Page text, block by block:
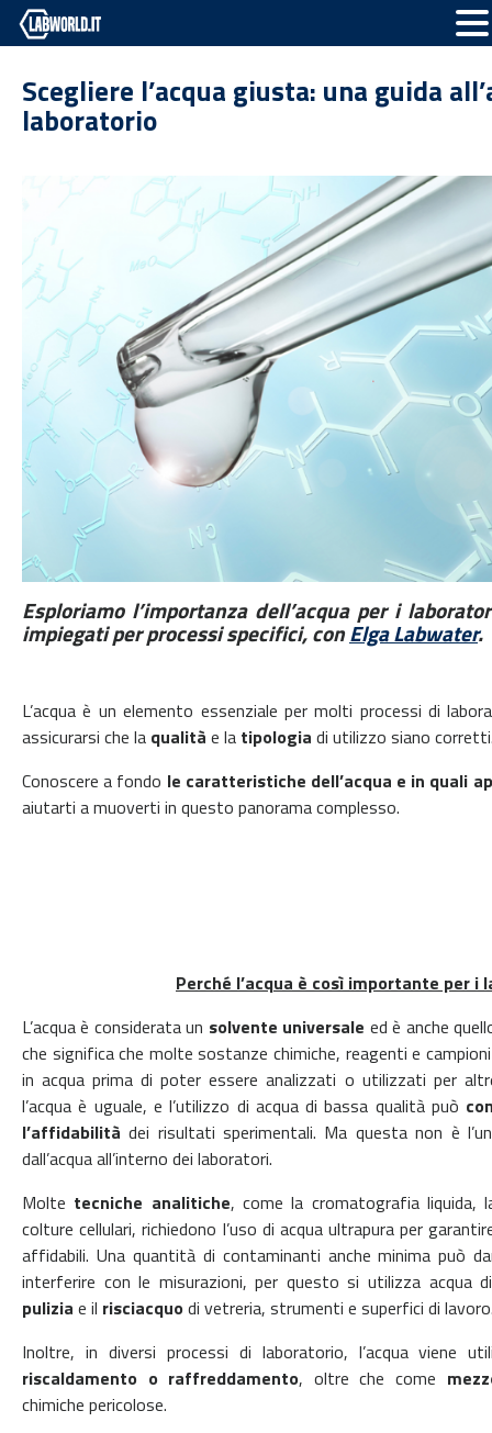
Scegliere l’acqua giusta: una guida
laboratorio
Esploriamo l’importanza dell’acqua per i
impiegati per processi specifici, conElga Labwater.
L’acqua è un elemento essenziale per molti processi di
assicurarsi che la qualità e la tipologia di utilizzo siano
Conoscere a fondo le caratteristiche dell’acqua e in quali
aiutarti a muoverti in questo panorama complesso.
Perché l’acqua è così importante per i
L’acqua è considerata un solvente universale ed è anche
che significa che molte sostanze chimiche, reagenti e
in acqua prima di poter essere analizzati o utilizzati per
l’acqua è uguale, e l’utilizzo di acqua di bassa qualità può
l’affidabilità dei risultati sperimentali. Ma questa non è
dall’acqua all’interno dei laboratori.
Molte tecniche analitiche, come la cromatografia
colture cellulari, richiedono l’uso di acqua ultrapura per
affidabili. Una quantità di contaminanti anche minima può
interferire con le misurazioni, per questo si utilizza acqua
pulizia e il risciacquodi vetreria, strumenti e superfici di
Inoltre, in diversi processi di laboratorio, l’acqua viene
riscaldamento o raffreddamento, oltre che come
chimiche pericolose.